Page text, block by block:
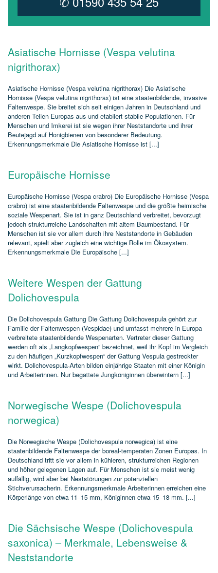
Asiatische Hornisse (Vespa velutina
nigrithorax)
Asiatische Hornisse (Vespa velutina nigrithorax) Die Asiatische
Hornisse (Vespa velutina nigrithorax) ist eine staatenbildende, invasive
Faltenwespe. Sie breitet sich seit einigen Jahren in Deutschland und
anderen Teilen Europas aus und etabliert stabile Populationen. Für
Menschen und Imkerei ist sie wegen ihrer Neststandorte und ihrer
Beutejagd auf Honigbienen von besonderer Bedeutung.
Erkennungsmerkmale Die Asiatische Hornisse ist [...]
Europäische Hornisse
Europäische Hornisse (Vespa crabro) Die Europäische Hornisse (Vespa
crabro) ist eine staatenbildende Faltenwespe und die größte heimische
soziale Wespenart. Sie ist in ganz Deutschland verbreitet, bevorzugt
jedoch strukturreiche Landschaften mit altem Baumbestand. Für
Menschen ist sie vor allem durch ihre Neststandorte in Gebäuden
relevant, spielt aber zugleich eine wichtige Rolle im Ökosystem.
Erkennungsmerkmale Die Europäische [...]
Weitere Wespen der Gattung
Dolichovespula
Die Dolichovespula Gattung Die Gattung Dolichovespula gehört zur
Familie der Faltenwespen (Vespidae) und umfasst mehrere in Europa
verbreitete staatenbildende Wespenarten. Vertreter dieser Gattung
werden oft als „Langkopfwespen“ bezeichnet, weil ihr Kopf im Vergleich
zu den häufigen „Kurzkopfwespen“ der Gattung Vespula gestreckter
wirkt. Dolichovespula‑Arten bilden einjährige Staaten mit einer Königin
und Arbeiterinnen. Nur begattete Jungköniginnen überwintern [...]
Norwegische Wespe (Dolichovespula
norwegica)
Die Norwegische Wespe (Dolichovespula norwegica) ist eine
staatenbildende Faltenwespe der boreal‑temperaten Zonen Europas. In
Deutschland tritt sie vor allem in kühleren, strukturreichen Regionen
und höher gelegenen Lagen auf. Für Menschen ist sie meist wenig
auffällig, wird aber bei Neststörungen zur potenziellen
Stichverursacherin. Erkennungsmerkmale Arbeiterinnen erreichen eine
Körperlänge von etwa 11–15 mm, Königinnen etwa 15–18 mm. [...]
Die Sächsische Wespe (Dolichovespula
saxonica) – Merkmale, Lebensweise &
Neststandorte